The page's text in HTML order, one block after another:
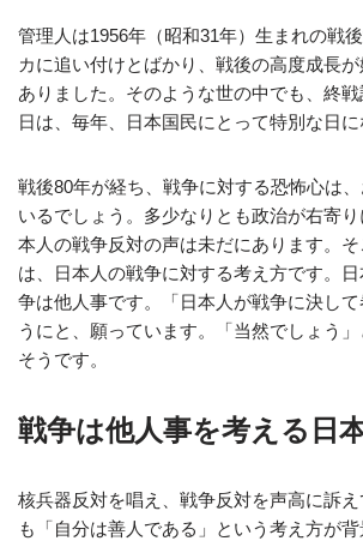
管理人は1956年（昭和31年）生まれの戦
カに追い付けとばかり、戦後の高度成長
ありました。そのような世の中でも、終
日は、毎年、日本国民にとって特別な日に
戦後80年が経ち、戦争に対する恐怖心は
いるでしょう。多少なりとも政治が右寄
本人の戦争反対の声は未だにあります。
は、日本人の戦争に対する考え方です。
争は他人事です。「日本人が戦争に決し
うにと、願っています。「当然でしょう
そうです。
戦争は他人事を考える日
核兵器反対を唱え、戦争反対を声高に訴
も「自分は善人である」という考え方が背